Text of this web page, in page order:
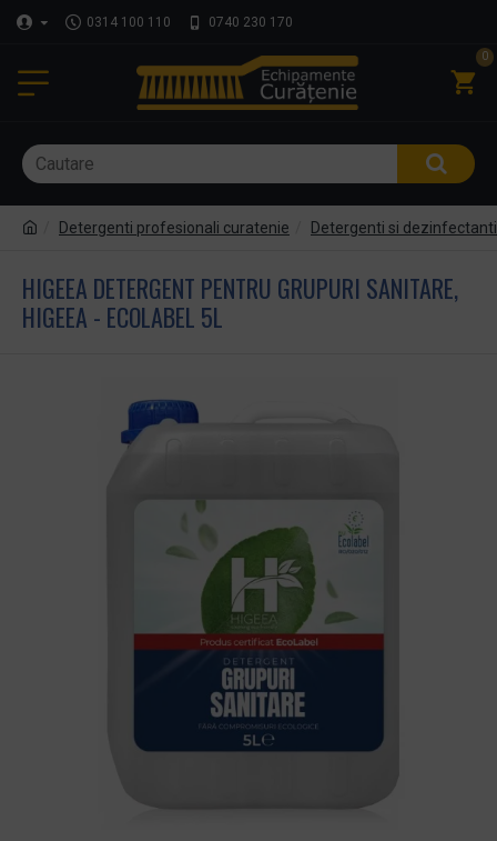
0314 100 110 0740 230 170
0
Detergenti profesionali curatenie Detergenti si dezinfectanti
HIGEEA DETERGENT PENTRU GRUPURI SANITARE,
HIGEEA - ECOLABEL 5L